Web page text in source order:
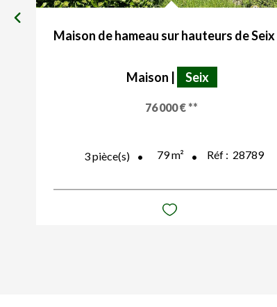
Maison Seix
76 000 € **
3pièce(s) 79m² Réf : 28789